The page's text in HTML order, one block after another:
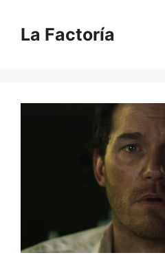
contenido
La Factoría